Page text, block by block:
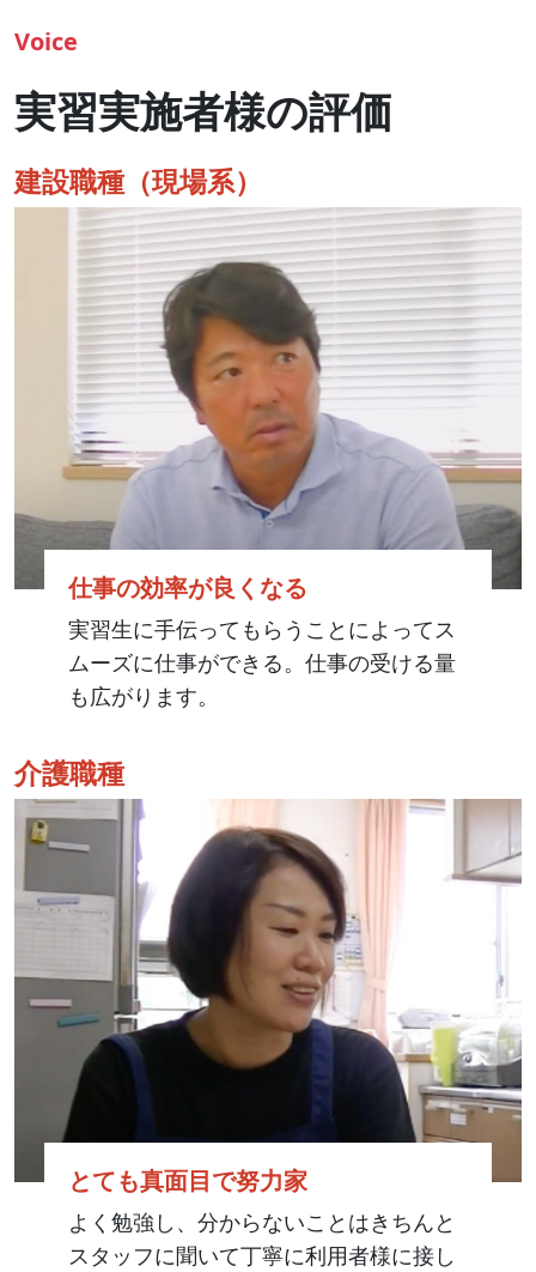
Voice
実習実施者様の評価
建設職種（現場系）
仕事の効率が良くなる
実習生に手伝ってもらうことによってス
ムーズに仕事ができる。仕事の受ける量
も広がります。
介護職種
とても真面目で努力家
よく勉強し、分からないことはきちんと
スタッフに聞いて丁寧に利用者様に接し